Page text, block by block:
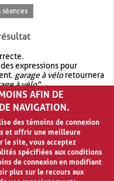
séances
expressions pour
garage à véloretournera
à vélo".
avec OR.garage OR vélo
quegarage à vélo
AFIN DE
NAVIGATION.
des témoins de connexion
et offrir une meilleure
le site, vous acceptez
spécifiées aux conditions
de connexion en modifiant
plus sur le recours aux